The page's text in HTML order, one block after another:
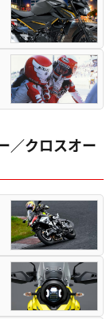
／クロスオー